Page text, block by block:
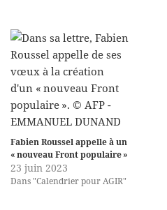
Fabien Roussel appelle à un
« nouveau Front populaire »
23 juin 2023
Dans "Calendrier pour AGIR"